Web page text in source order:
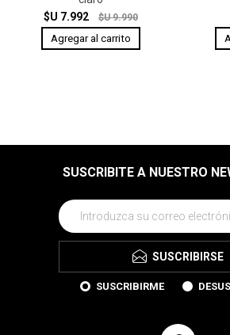
$U 7.992
$U 9.990
SUSCRIBITE A NUESTRO
SUSCRIBIRSE
SUSCRIBIRME